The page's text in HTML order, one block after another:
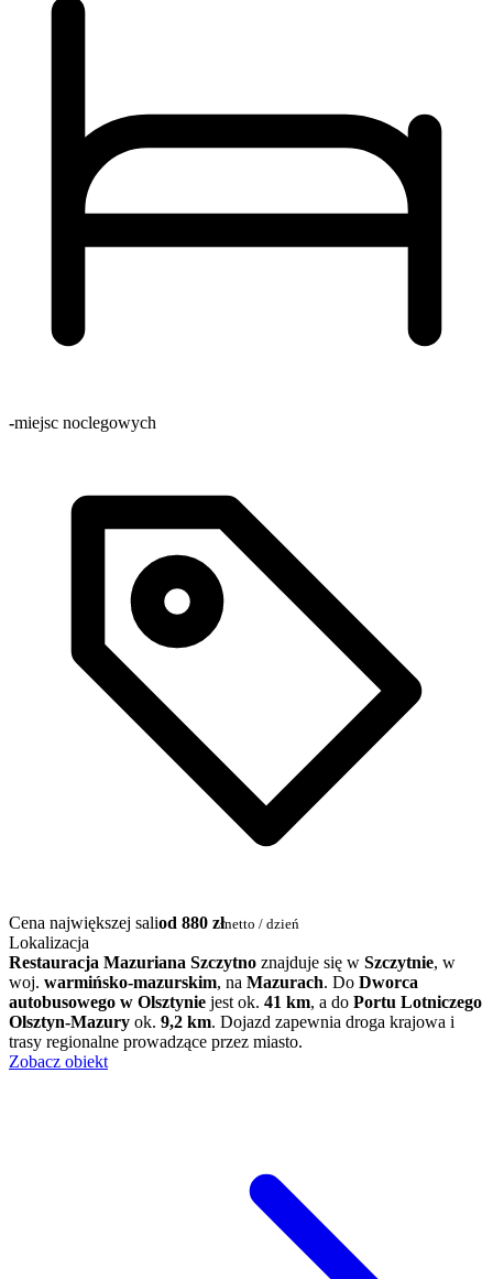
-miejsc noclegowych
Cena największej saliod 880 złnetto / dzień
Lokalizacja
Restauracja Mazuriana Szczytno znajduje się w Szczytnie, w
woj. warmińsko-mazurskim, na Mazurach. Do Dworca
autobusowego w Olsztynie jest ok. 41 km, a do Portu Lotniczego
Olsztyn-Mazury ok. 9,2 km. Dojazd zapewnia droga krajowa i
trasy regionalne prowadzące przez miasto.
Zobacz obiekt